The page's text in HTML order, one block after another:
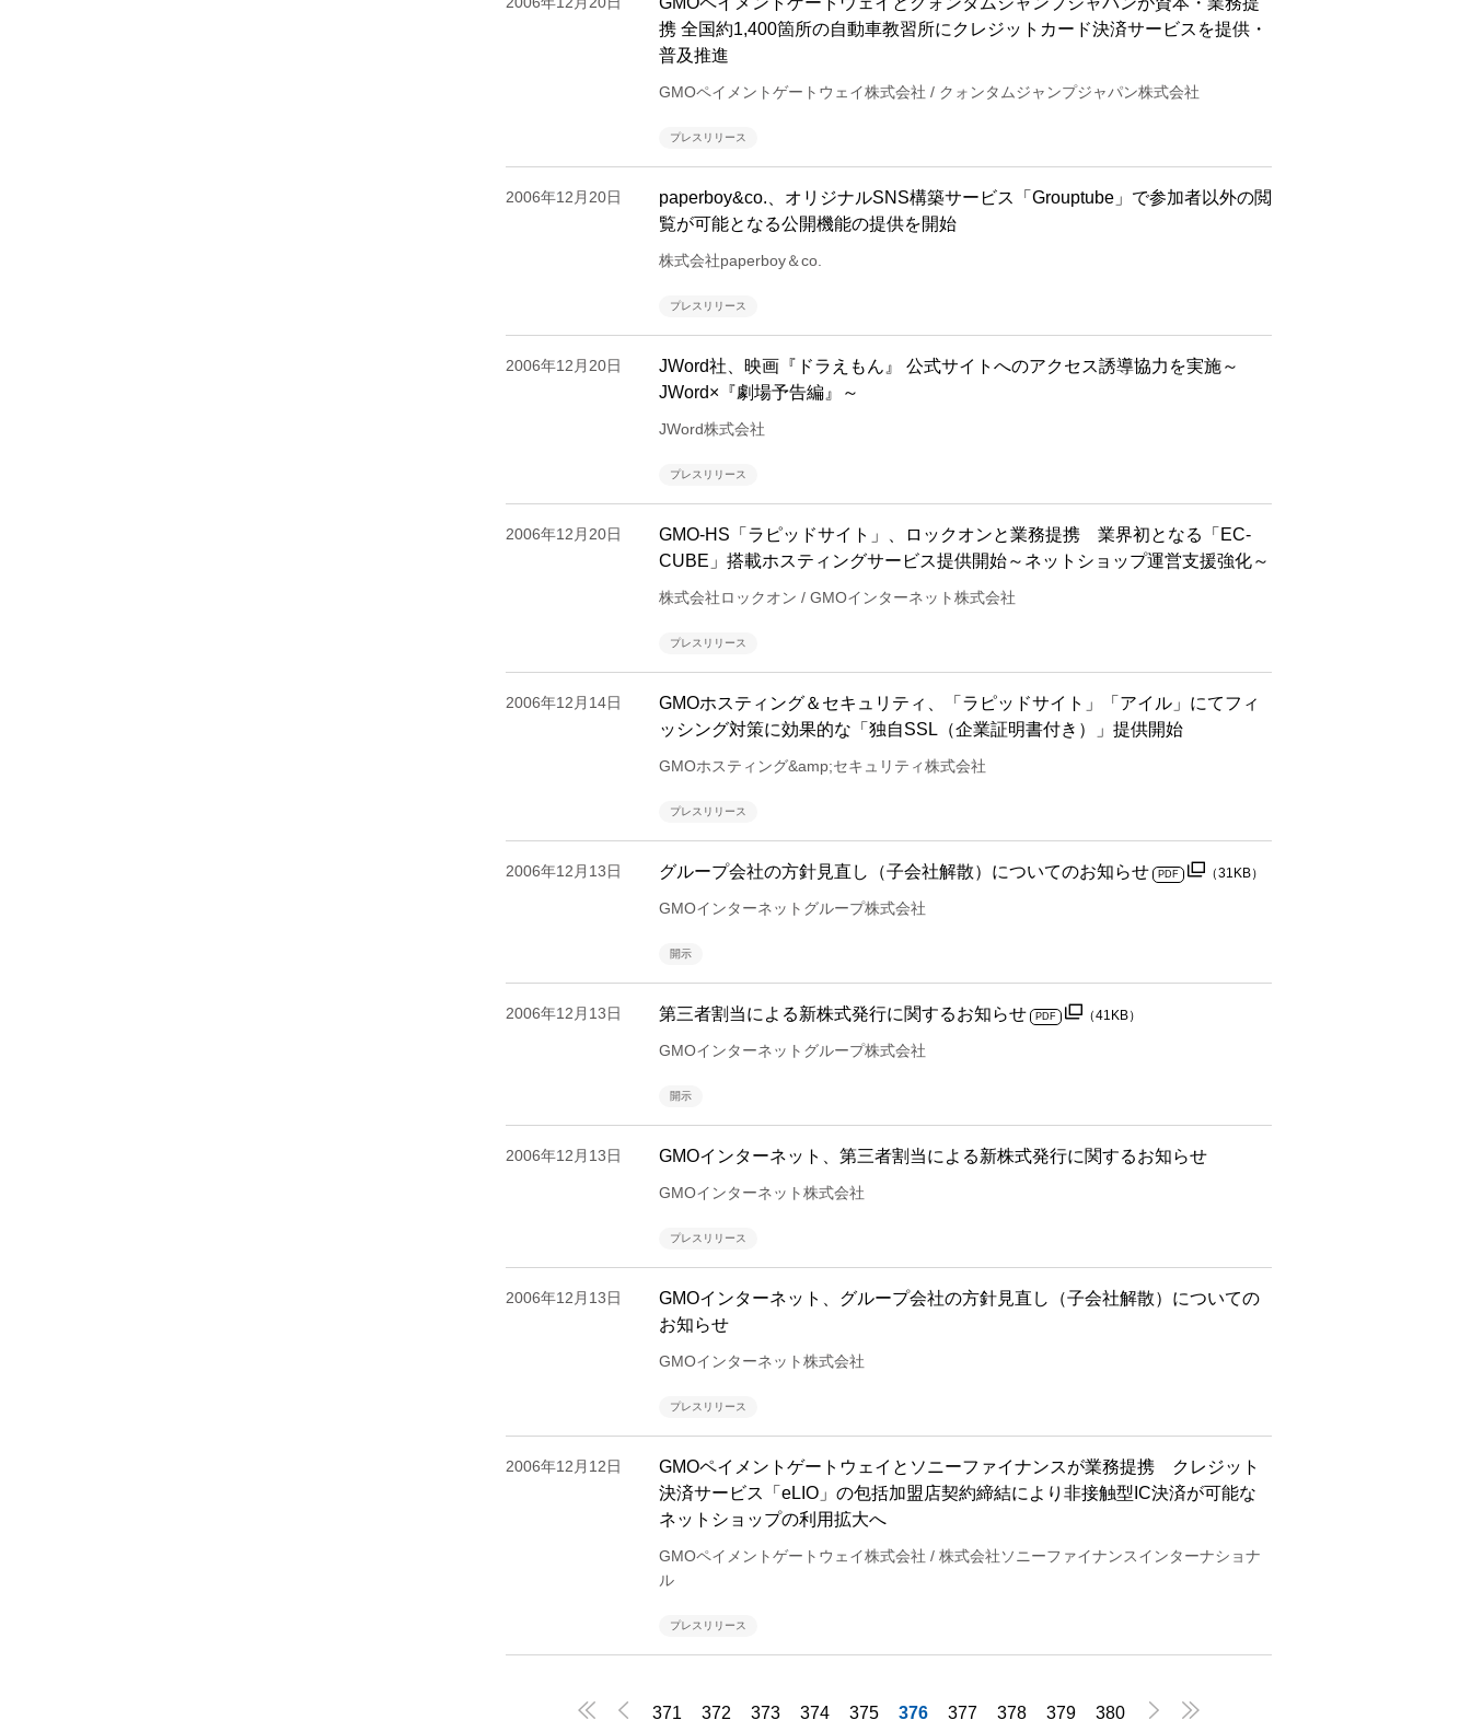
携 全国約1,400箇所の自動車教習所にクレジットカード決済サービスを提供・
普及推進
GMOペイメントゲートウェイ株式会社 / クォンタムジャンプジャパン株式会社
プレスリリース
2006年12月20日
paperboy&co.、オリジナルSNS構築サービス「Grouptube」で参加者以外の閲
覧が可能となる公開機能の提供を開始
株式会社paperboy＆co.
プレスリリース
2006年12月20日
JWord社、映画『ドラえもん』 公式サイトへのアクセス誘導協力を実施～
JWord×『劇場予告編』～
JWord株式会社
プレスリリース
2006年12月20日
GMO-HS「ラピッドサイト」、ロックオンと業務提携 業界初となる「EC‐
CUBE」搭載ホスティングサービス提供開始～ネットショップ運営支援強化～
株式会社ロックオン / GMOインターネット株式会社
プレスリリース
2006年12月14日
GMOホスティング＆セキュリティ、「ラピッドサイト」「アイル」にてフィ
ッシング対策に効果的な「独自SSL（企業証明書付き）」提供開始
GMOホスティング&amp;セキュリティ株式会社
プレスリリース
2006年12月13日 グループ会社の方針見直し（子会社解散）についてのお知らせ PDF （31KB）
GMOインターネットグループ株式会社
開示
2006年12月13日 第三者割当による新株式発行に関するお知らせ PDF （41KB）
GMOインターネットグループ株式会社
開示
2006年12月13日 GMOインターネット、第三者割当による新株式発行に関するお知らせ
GMOインターネット株式会社
プレスリリース
2006年12月13日
GMOインターネット、グループ会社の方針見直し（子会社解散）についての
お知らせ
GMOインターネット株式会社
プレスリリース
2006年12月12日
GMOペイメントゲートウェイとソニーファイナンスが業務提携 クレジット
決済サービス「eLIO」の包括加盟店契約締結により非接触型IC決済が可能な
ネットショップの利用拡大へ
GMOペイメントゲートウェイ株式会社 / 株式会社ソニーファイナンスインターナショナ
ル
プレスリリース
  371 372 373 374 375 376 377 378 379 380  